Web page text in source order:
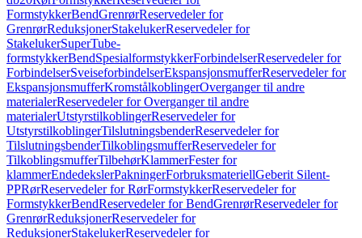
FormstykkerBendGrenrørReservedeler for
GrenrørReduksjonerStakelukerReservedeler for
StakelukerSuperTube-
formstykkerBendSpesialformstykkerForbindelserReservedeler for
ForbindelserSveiseforbindelserEkspansjonsmufferReservedeler for
EkspansjonsmufferKromstålkoblingerOverganger til andre
materialerReservedeler for Overganger til andre
materialerUtstyrstilkoblingerReservedeler for
UtstyrstilkoblingerTilslutningsbenderReservedeler for
TilslutningsbenderTilkoblingsmufferReservedeler for
TilkoblingsmufferTilbehørKlammerFester for
klammerEndedekslerPakningerForbruksmateriellGeberit Silent-
PPRørReservedeler for RørFormstykkerReservedeler for
FormstykkerBendReservedeler for BendGrenrørReservedeler for
GrenrørReduksjonerReservedeler for
ReduksjonerStakelukerReservedeler for